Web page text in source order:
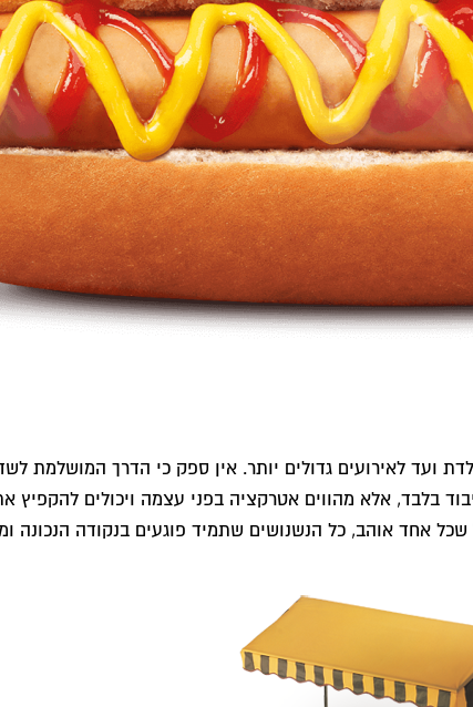
ועד לאירועים גדולים יותר. אין ספק כי הדרך המושלמת
בלבד, אלא מהווים אטרקציה בפני עצמה ויכולים להקפיץ
אחד אוהב, כל הנשנושים שתמיד פוגעים בנקודה הנכונה